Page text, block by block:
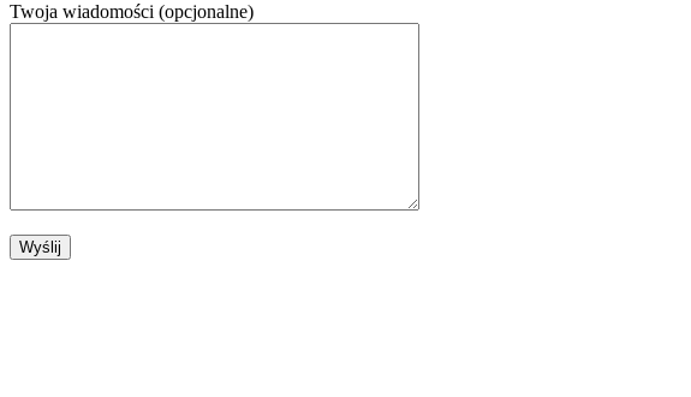
Twoja wiadomości (opcjonalne)